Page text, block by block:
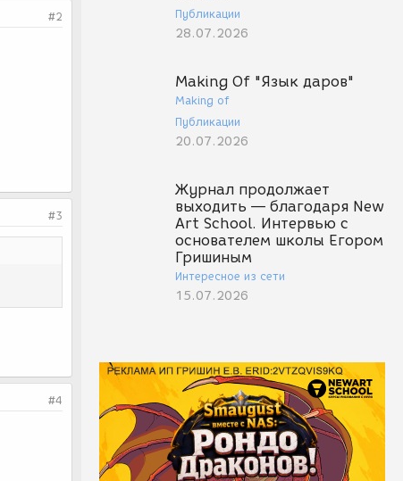
Публикации
28.07.2026
Making Of "Язык даров"
Making of
Публикации
20.07.2026
Журнал продолжает
выходить — благодаря New
Art School. Интервью с
основателем школы Егором
Гришиным
Интересное из сети
15.07.2026
#2
#3
#4